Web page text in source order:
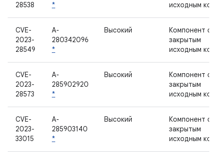
28538
*
исходным
CVE-
2023-
28549
A-
280342096
*
Высокий
Компонент с
закрытым
исходным
CVE-
2023-
28573
A-
285902920
*
Высокий
Компонент с
закрытым
исходным
CVE-
2023-
33015
A-
285903140
*
Высокий
Компонент с
закрытым
исходным